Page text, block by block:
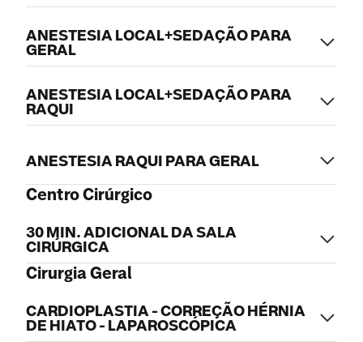
ANESTESIA LOCAL+SEDAÇÃO PARA
GERAL
ANESTESIA LOCAL+SEDAÇÃO PARA
RAQUI
ANESTESIA RAQUI PARA GERAL
Centro Cirúrgico
30 MIN. ADICIONAL DA SALA
CIRÚRGICA
Cirurgia Geral
CARDIOPLASTIA - CORREÇÃO HÉRNIA
DE HIATO - LAPAROSCÓPICA